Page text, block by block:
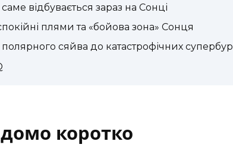
відбувається зараз на Сонці
плями та «бойова зона» Сонця
полярного сяйва до катастрофічних супербур
коротко